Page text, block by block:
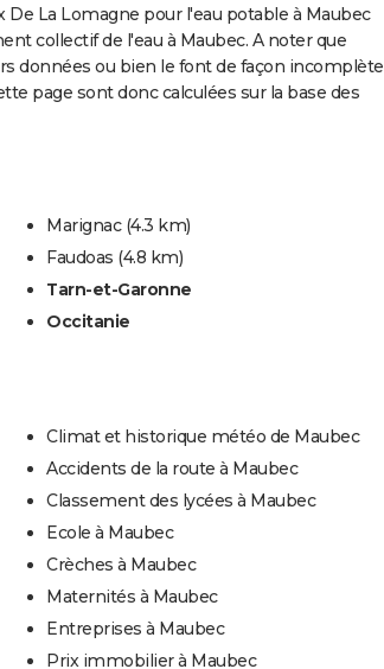
La Lomagne pour l'eau potable à Maubec
collectif de l'eau à Maubec. A noter que
données ou bien le font de façon incomplète
page sont donc calculées sur la base des
Marignac (4.3 km)
Faudoas (4.8 km)
Tarn-et-Garonne
Occitanie
Climat et historique météo de Maubec
Accidents de la route à Maubec
Classement des lycées à Maubec
Ecole à Maubec
Crèches à Maubec
Maternités à Maubec
Entreprises à Maubec
Prix immobilier à Maubec